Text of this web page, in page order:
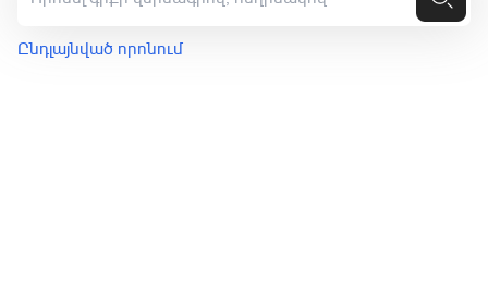
Ընդլայնված որոնում